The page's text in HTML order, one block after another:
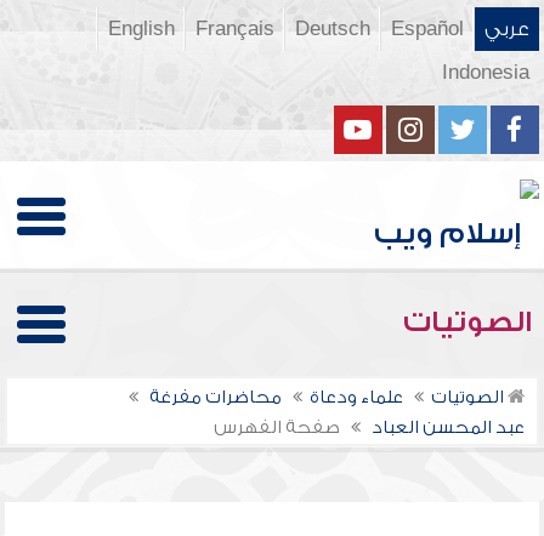
عربي Español
Deutsch
Français
English
Indonesia
الصوتيات
الصوتيات علماء ودعاة
محاضرات مفرغة
عبد المحسن العباد
صفحة الفهرس